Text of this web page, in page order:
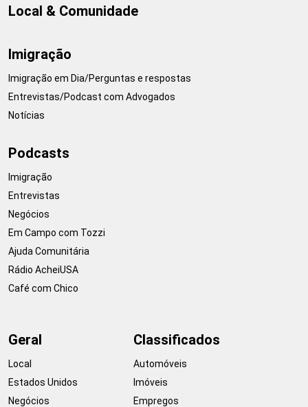
Local & Comunidade
Imigração
Imigração em Dia/Perguntas e respostas
Entrevistas/Podcast com Advogados
Notícias
Podcasts
Imigração
Entrevistas
Negócios
Em Campo com Tozzi
Ajuda Comunitária
Rádio AcheiUSA
Café com Chico
Geral
Local
Estados Unidos
Negócios
Classificados
Automóveis
Imóveis
Empregos